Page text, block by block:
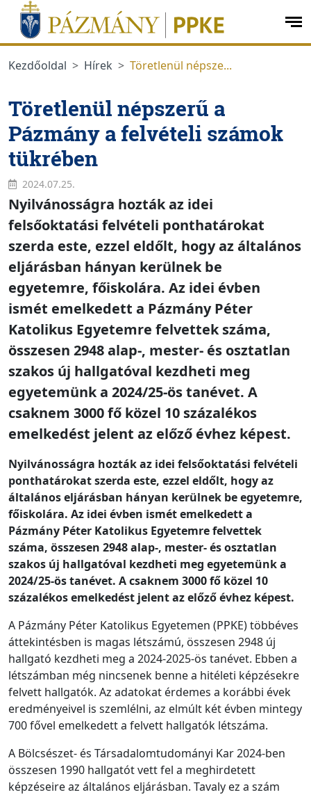
Ugrás a menüre
Ugrás a tartalomra
Kezdőoldal
Hírek Töretlenül népsze...
Töretlenül népszerű a
Pázmány a felvételi számok
tükrében
2024.07.25.
Nyilvánosságra hozták az idei
felsőoktatási felvételi ponthatárokat
szerda este, ezzel eldőlt, hogy az általános
eljárásban hányan kerülnek be
egyetemre, főiskolára. Az idei évben
ismét emelkedett a Pázmány Péter
Katolikus Egyetemre felvettek száma,
összesen 2948 alap-, mester- és osztatlan
szakos új hallgatóval kezdheti meg
egyetemünk a 2024/25-ös tanévet. A
csaknem 3000 fő közel 10 százalékos
emelkedést jelent az előző évhez képest.
Nyilvánosságra hozták az idei felsőoktatási felvételi
ponthatárokat szerda este, ezzel eldőlt, hogy az
általános eljárásban hányan kerülnek be egyetemre,
főiskolára. Az idei évben ismét emelkedett a
Pázmány Péter Katolikus Egyetemre felvettek
száma, összesen 2948 alap-, mester- és osztatlan
szakos új hallgatóval kezdheti meg egyetemünk a
2024/25-ös tanévet. A csaknem 3000 fő közel 10
százalékos emelkedést jelent az előző évhez képest.
A Pázmány Péter Katolikus Egyetemen (PPKE) többéves
áttekintésben is magas létszámú, összesen 2948 új
hallgató kezdheti meg a 2024-2025-ös tanévet. Ebben a
létszámban még nincsenek benne a hitéleti képzésekre
felvett hallgatók. Az adatokat érdemes a korábbi évek
eredményeivel is szemlélni, az elmúlt két évben mintegy
700 fővel emelkedett a felvett hallgatók létszáma.
A Bölcsészet- és Társadalomtudományi Kar 2024-ben
összesen 1990 hallgatót vett fel a meghirdetett
képzéseire az általános eljárásban. Tavaly ez a szám